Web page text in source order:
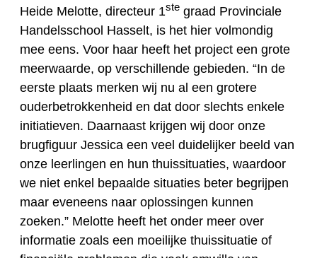
Heide Melotte, directeur 1ste graad Provinciale
Handelsschool Hasselt, is het hier volmondig
mee eens. Voor haar heeft het project een grote
meerwaarde, op verschillende gebieden. “In de
eerste plaats merken wij nu al een grotere
ouderbetrokkenheid en dat door slechts enkele
initiatieven. Daarnaast krijgen wij door onze
brugfiguur Jessica een veel duidelijker beeld van
onze leerlingen en hun thuissituaties, waardoor
we niet enkel bepaalde situaties beter begrijpen
maar eveneens naar oplossingen kunnen
zoeken.” Melotte heeft het onder meer over
informatie zoals een moeilijke thuissituatie of